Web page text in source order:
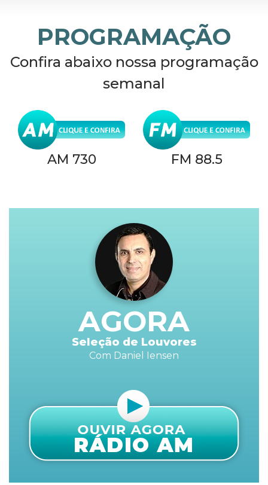
PROGRAMAÇÃO
Confira abaixo nossa programação
semanal
AM 730 FM 88.5
AGORA
Seleção de Louvores
Com Daniel Iensen